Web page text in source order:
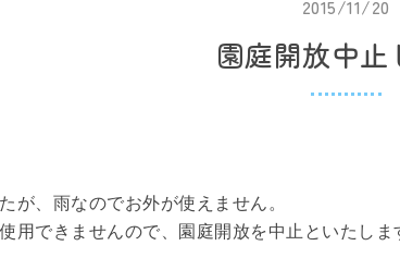
2015/11/20
園庭開放中止
が、雨なのでお外が使えません。
用できませんので、園庭開放を中止といたしま